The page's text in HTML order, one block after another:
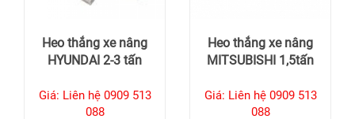
Heo thắng xe nâng
HYUNDAI 2-3 tấn
Giá: Liên hệ 0909 513
088
Heo thắng xe nâng
MITSUBISHI 1,5tấn
Giá: Liên hệ 0909 513
088